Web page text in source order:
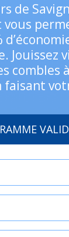
de
Jouissez
combles
faisant